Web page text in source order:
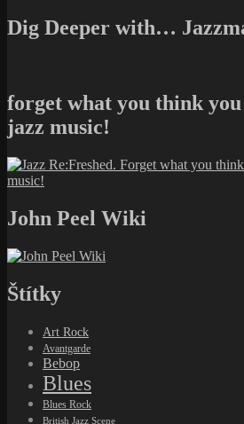
Dig Deeper with…
forget what you think
jazz music!
John Peel Wiki
Štítky
Art Rock
Avantgarde
Bebop
Blues
Blues Rock
British Jazz Scene